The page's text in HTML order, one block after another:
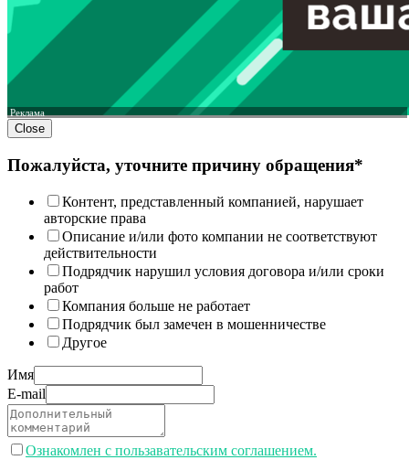
Реклама
Close
Пожалуйста, уточните причину обращения*
Контент, представленный компанией, нарушает
авторские права
Описание и/или фото компании не соответствуют
действительности
Подрядчик нарушил условия договора и/или сроки
работ
Компания больше не работает
Подрядчик был замечен в мошенничестве
Другое
Имя
E-mail
Ознакомлен с пользавательским соглашением.